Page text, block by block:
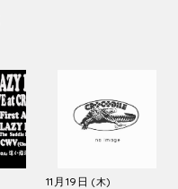
11月19日 (木)